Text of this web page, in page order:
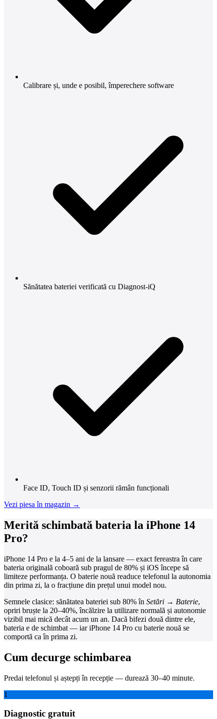
Calibrare și, unde e posibil, împerechere software
Sănătatea bateriei verificată cu Diagnost-iQ
Face ID, Touch ID și senzorii rămân funcționali
Vezi piesa în magazin →
Merită schimbată bateria la iPhone 14
Pro?
iPhone 14 Pro e la 4–5 ani de la lansare — exact fereastra în care
bateria originală coboară sub pragul de 80% și iOS începe să
limiteze performanța. O baterie nouă readuce telefonul la autonomia
din prima zi, la o fracțiune din prețul unui model nou.
Semnele clasice: sănătatea bateriei sub 80% în Setări → Baterie,
opriri bruște la 20–40%, încălzire la utilizare normală și autonomie
vizibil mai mică decât acum un an. Dacă bifezi două dintre ele,
bateria e de schimbat — iar iPhone 14 Pro cu baterie nouă se
comportă ca în prima zi.
Cum decurge schimbarea
Predai telefonul și aștepți în recepție — durează 30–40 minute.
1
Diagnostic gratuit